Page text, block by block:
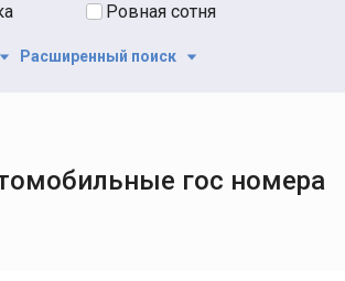
Ровная сотня
Расширенный поиск
гос номера